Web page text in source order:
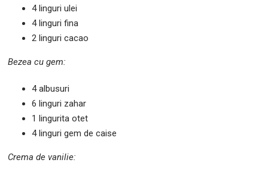
4 linguri ulei
4 linguri fina
2 linguri cacao
Bezea cu gem:
4 albusuri
6 linguri zahar
1 lingurita otet
4 linguri gem de caise
Crema de vanilie: